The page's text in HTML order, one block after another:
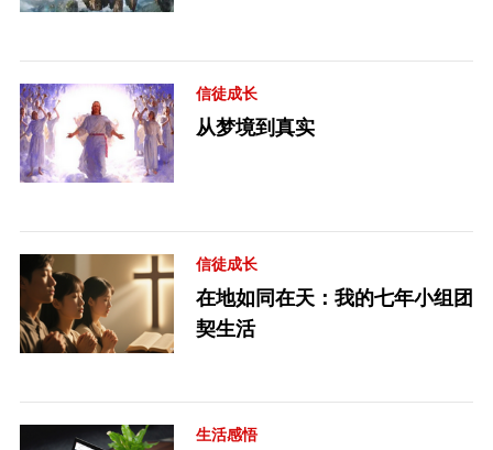
信徒成长
从梦境到真实
信徒成长
在地如同在天：我的七年小组团
契生活
生活感悟